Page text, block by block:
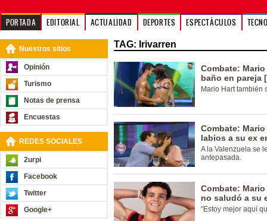
PORTADA EDITORIAL ACTUALIDAD DEPORTES ESPECTÁCULOS
Nuestros sitios
Opinión
Turismo
Notas de prensa
Encuestas
REDES SOCIALES
2urpi
Facebook
Twitter
Google+
TAG: Irivarren
Combate:
baño en pareja
Mario Hart también
Combate:
labios a su ex
A la Valenzuela se
antepasada.
Combate:
no saludó a su
"Estoy mejor aquí